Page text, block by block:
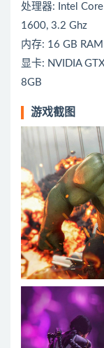
处理器: Intel
1600, 3.2 Ghz
内存: 16 GB RAM
显卡: NVIDIA
8GB
游戏截图